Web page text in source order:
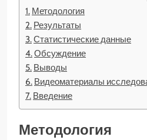
Методология
Результаты
Статистические данные
Обсуждение
Выводы
Видеоматериалы
Введение
Методология